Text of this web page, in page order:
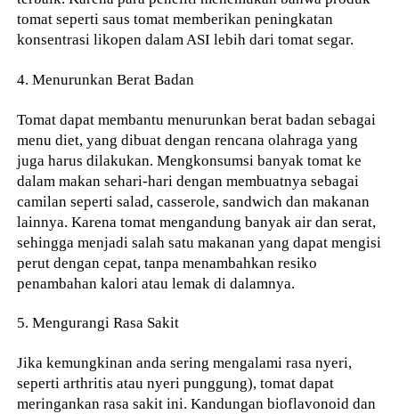
tomat seperti saus tomat memberikan peningkatan
konsentrasi likopen dalam ASI lebih dari tomat segar.
4. Menurunkan Berat Badan
Tomat dapat membantu menurunkan berat badan sebagai
menu diet, yang dibuat dengan rencana olahraga yang
juga harus dilakukan. Mengkonsumsi banyak tomat ke
dalam makan sehari-hari dengan membuatnya sebagai
camilan seperti salad, casserole, sandwich dan makanan
lainnya. Karena tomat mengandung banyak air dan serat,
sehingga menjadi salah satu makanan yang dapat mengisi
perut dengan cepat, tanpa menambahkan resiko
penambahan kalori atau lemak di dalamnya.
5. Mengurangi Rasa Sakit
Jika kemungkinan anda sering mengalami rasa nyeri,
seperti arthritis atau nyeri punggung), tomat dapat
meringankan rasa sakit ini. Kandungan bioflavonoid dan